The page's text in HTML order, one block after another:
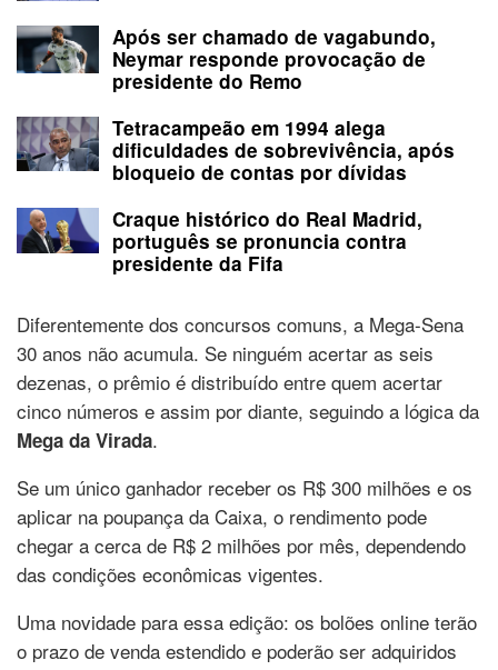
Após ser chamado de vagabundo,
Neymar responde provocação de
presidente do Remo
Tetracampeão em 1994 alega
dificuldades de sobrevivência, após
bloqueio de contas por dívidas
Craque histórico do Real Madrid,
português se pronuncia contra
presidente da Fifa
Diferentemente dos concursos comuns, a Mega-Sena
30 anos não acumula. Se ninguém acertar as seis
dezenas, o prêmio é distribuído entre quem acertar
cinco números e assim por diante, seguindo a lógica da
Mega da Virada.
Se um único ganhador receber os R$ 300 milhões e os
aplicar na poupança da Caixa, o rendimento pode
chegar a cerca de R$ 2 milhões por mês, dependendo
das condições econômicas vigentes.
Uma novidade para essa edição: os bolões online terão
o prazo de venda estendido e poderão ser adquiridos